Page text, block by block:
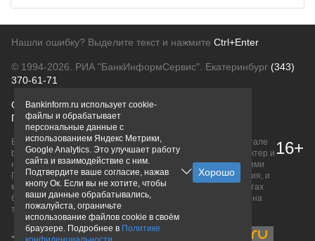
Нашли ошибку? Выделите текст и нажмите Ctrl+Enter
© 1994-2026. РИА "БанкИнформСервис". Екатеринбург (343)
370-61-71
О проектеПолитика конфиденциальности
Правовая информацияДля рекламодателей
Вся информация о продуктах банков, размещенная на портале
bankinform.ru, носит исключительно ознакомительный характер и
не является публичной офертой, определяемой положениями
ГК РФ. Информация не содержит точного и полного описания, и
может быть изменена. Конечные условия уточняйте на сайтах
банков или при личном обращении. Исключительное право на
товарные знаки принадлежит их правообладателям.
16+
Bankinform.ru использует cookie-
файлы и обрабатывает
персональные данные с
использованием Яндекс Метрики,
Google Analytics. Это улучшает работу
сайта и взаимодействие с ним.
Подтвердите ваше согласие, нажав
кнопу Ок. Если вы не хотите, чтобы
ваши данные обрабатывались,
пожалуйста, ограничьте
использование файлов cookie в своём
браузере. Подробнее в Политике